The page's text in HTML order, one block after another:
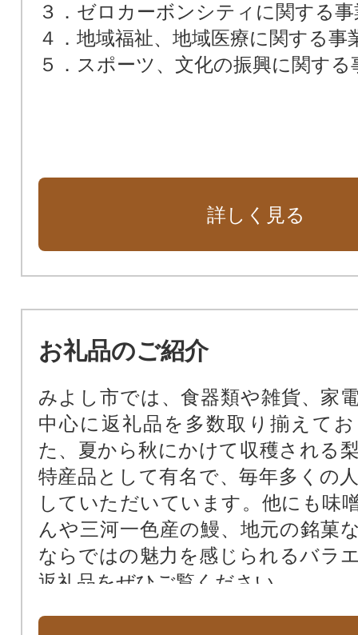
３．ゼロカーボンシティに関する事
４．地域福祉、地域医療に関する事
５．スポーツ、文化の振興に関する
詳しく見る
お礼品のご紹介
みよし市では、食器類や雑貨、家
中心に返礼品を多数取り揃えて
た、夏から秋にかけて収穫される
特産品として有名で、毎年多くの
していただいています。他にも味
んや三河一色産の鰻、地元の銘菓
ならではの魅力を感じられるバラ
返礼品をぜひご覧ください。